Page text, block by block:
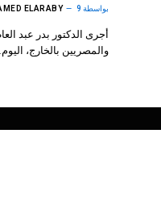
بواسطة ELARABY 9 أغسطس، 2026
أجرى الدكتور بدر عبد
والمصريين بالخارج،